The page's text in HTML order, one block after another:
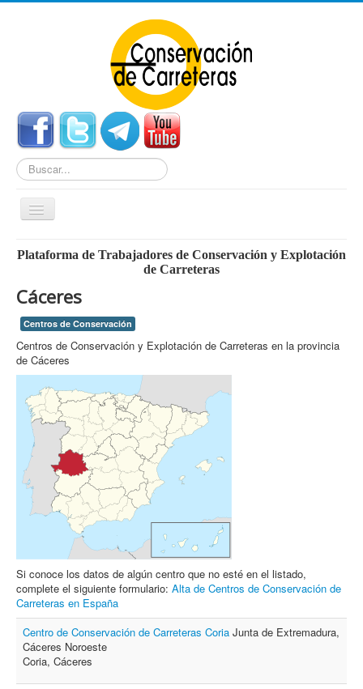
Buscar...
Cambiar
navegación
Home
Centros de Conservación
Empleo
Enlaces Externos
Archivo
Formularios
Contacto
Plataforma de Trabajadores de Conservación y Explotación
de Carreteras
Cáceres
Centros de Conservación
Centros de Conservación y Explotación de Carreteras en la provincia
de Cáceres
Si conoce los datos de algún centro que no esté en el listado,
complete el siguiente formulario: Alta de Centros de Conservación de
Carreteras en España
Centro de Conservación de Carreteras Coria Junta de Extremadura,
Cáceres Noroeste
Coria, Cáceres